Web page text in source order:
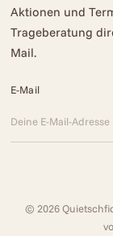
Aktionen und
Trageberatung
Mail.
E-Mail
© 2026